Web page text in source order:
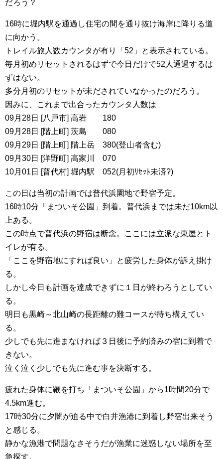
だろう？
16時に堀内駅を通過し住宅の間を通り抜け海岸に降りる道
に向かう。
トレイル旅人数カウンタが有り「52」と表示されている。
毎月初めリセットされるはずで今日だけで52人通過するは
ずはない。
多分月初のリセットが未だされていなかったのだろう。
因みに、これまで出合ったカウンタ人数は
09月28日 [八戸市] 高岩 180
09月28日 [階上町] 茨島 080
09月29日 [階上町] 階上岳 380(登山者含む)
09月30日 [洋野町] 高家川 070
10月01日 [普代村] 堀内駅 052(月初ﾘｾｯﾄ未済?)
この日は当初の計画では普代浜園地で野宿予定。
16時10分「まついそ公園」到着。普代浜までは未だ10km以
上ある。
この時点で普代浜の野宿は断念。ここには立派な東屋とト
イレが有る。
「ここを野宿地にすれば良い」と疲労した身体が訴え掛け
る。
しかし今日も計画を達成できずに１日が終わろうとしてい
る。
明日も黒崎～北山崎の長距離の難コースが待ち構えてい
る。
少しでも先に進まなければ３日後に予約済みの宿に到着で
きない。
泣く泣く少しでも先に進む事を決断する。
疲れた身体に鞭を打ち「まついそ公園」から1時間20分で
4.5km進む。
17時30分に夕闇が迫る中で白井漁港に到着し野宿出来そう
と感じる。
静かな漁港で問題なさそうだが漁業に迷惑しない場所を至
急探す。